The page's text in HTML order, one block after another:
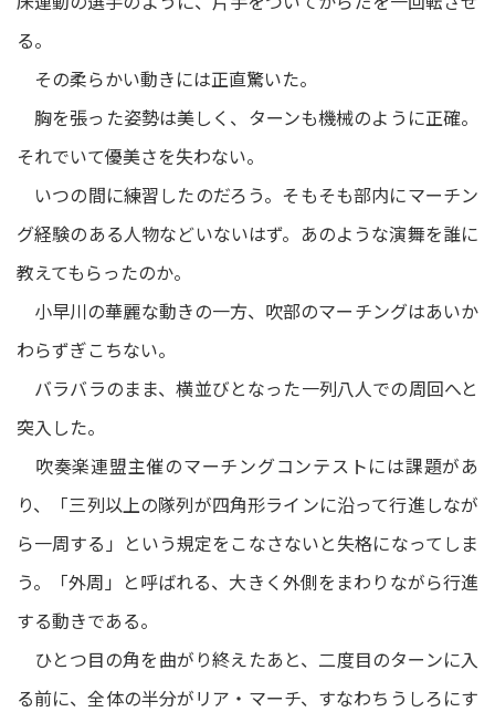
る。
その柔らかい動きには正直驚いた。
胸を張った姿勢は美しく、ターンも機械のように正確。
それでいて優美さを失わない。
いつの間に練習したのだろう。そもそも部内にマーチン
グ経験のある人物などいないはず。あのような演舞を誰に
教えてもらったのか。
小早川の華麗な動きの一方、吹部のマーチングはあいか
わらずぎこちない。
バラバラのまま、横並びとなった一列八人での周回へと
突入した。
吹奏楽連盟主催のマーチングコンテストには課題があ
り、「三列以上の隊列が四角形ラインに沿って行進しなが
ら一周する」という規定をこなさないと失格になってしま
う。「外周」と呼ばれる、大きく外側をまわりながら行進
する動きである。
ひとつ目の角を曲がり終えたあと、二度目のターンに入
る前に、全体の半分がリア・マーチ、すなわちうしろにす